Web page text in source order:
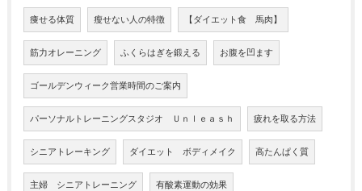
痩せる体質 瘦せない人の特徴 【ダイエット食 馬肉】
筋力オレーニング ふくらはぎを鍛える お腹を凹ます
ゴールデンウィーク営業時間のご案内
パーソナルトレーニングスタジオ Ｕｎｌｅａｓｈ 疲れを取る方法
シニアトレーキング ダイエット ボディメイク 高たんぱく質
主婦 シニアトレーニング 有酸素運動の効果